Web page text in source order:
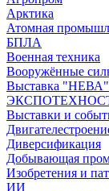
Арктика
Атомная
БПЛА
Военная техника
Вооружённые
Выставка "НЕВА"
Выставки и
Диверсификация
Добывающая
Изобретения и
ИИ